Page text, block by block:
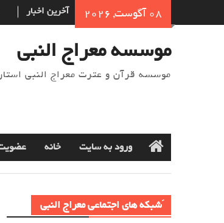
to
08 آگوست, 2026 آخرین اخبار
موسسه معراج النبی
موسسه قرآن و عترت معراج النبی
Homeورود به سایت خانه
َشبکه های اجتماعی معراج النبی